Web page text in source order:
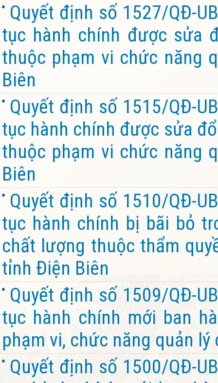
Quyết định số 1527/QĐ-
tục hành chính được sửa
thuộc phạm vi chức năng
Biên
Quyết định số 1515/QĐ-
tục hành chính được sửa
thuộc phạm vi chức năng
Biên
Quyết định số 1510/QĐ-
tục hành chính bị bãi bỏ
chất lượng thuộc thẩm
tỉnh Điện Biên
Quyết định số 1509/QĐ-
tục hành chính mới ban
phạm vi, chức năng quản
Quyết định số 1500/QĐ-